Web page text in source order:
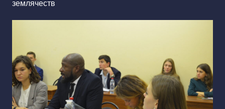
землячеств